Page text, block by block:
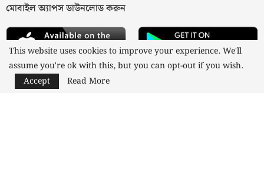
মোবাইল অ্যাপস ডাউনলোড করুন
This website uses cookies to improve your experience. We'll
assume you're ok with this, but you can opt-out if you wish.
Accept
Read More